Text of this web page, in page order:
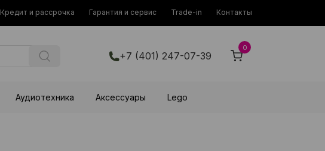
Кредит и рассрочка Гарантия и сервис Trade-in Контакты
+7 (401) 247-07-39
0
Аудиотехника Аксессуары Lego